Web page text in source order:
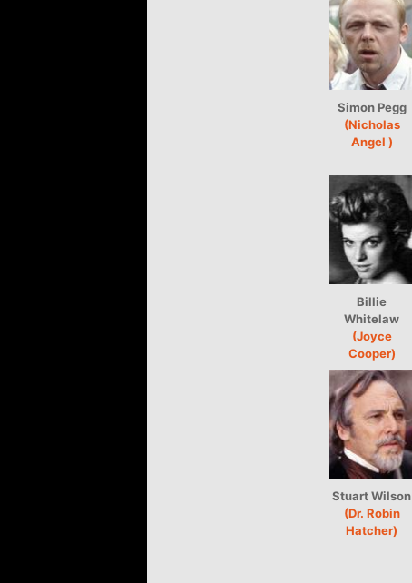
Simon Pegg
(Nicholas
Angel )
Billie
Whitelaw
(Joyce
Cooper)
Stuart Wilson
(Dr. Robin
Hatcher)